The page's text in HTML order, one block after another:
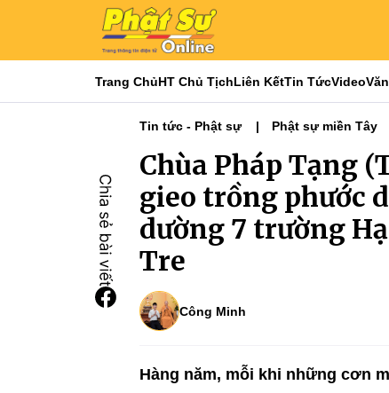
Trang ChủHT Chủ TịchLiên KếtTin TứcVideo
Tin tức - Phật sự Phật sự miền Tây
Chùa Pháp Tạng
gieo trồng phước
dường 7 trường
Tre
Công Minh
Hàng năm, mỗi khi những cơn